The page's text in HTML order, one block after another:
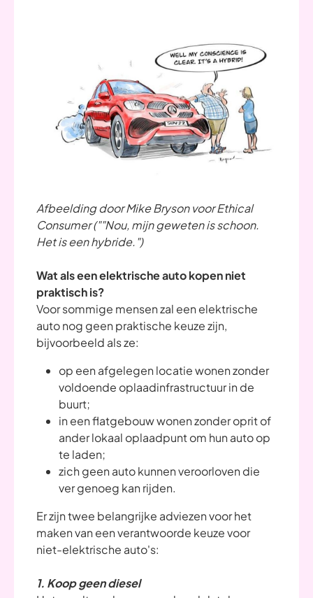
Afbeelding door Mike Bryson voor Ethical
Consumer (""Nou, mijn geweten is schoon.
Het is een hybride.")
Wat als een elektrische auto kopen niet
praktisch is?
Voor sommige mensen zal een elektrische
auto nog geen praktische keuze zijn,
bijvoorbeeld als ze:
op een afgelegen locatie wonen zonder
voldoende oplaadinfrastructuur in de
buurt;
in een flatgebouw wonen zonder oprit of
ander lokaal oplaadpunt om hun auto op
te laden;
zich geen auto kunnen veroorloven die
ver genoeg kan rijden.
Er zijn twee belangrijke adviezen voor het
maken van een verantwoorde keuze voor
niet-elektrische auto's:
1. Koop geen diesel